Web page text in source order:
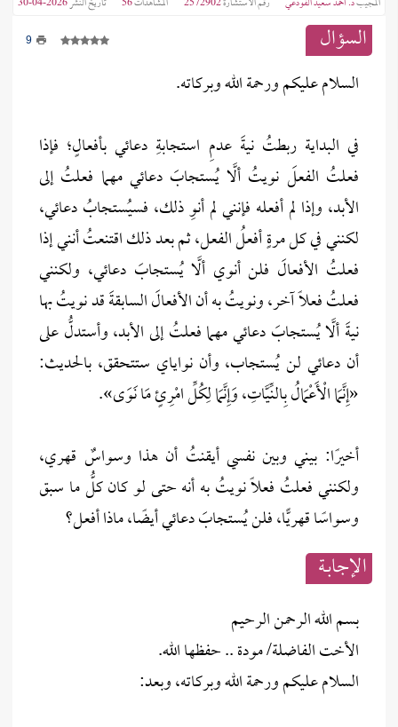
السؤال 9
السلام عليكم ورحمة الله وبركاته.
في البداية ربطتُ نيةَ عدمِ استجابةِ دعائي بأفعالٍ؛ فإذا
فعلتُ الفعلَ نويتُ ألَّا يُستجابَ دعائي مهما فعلتُ إلى
الأبد، وإذا لم أفعله فإنني لم أنوِ ذلك، فسيُستجابُ دعائي،
لكنني في كل مرةٍ أفعلُ الفعل، ثم بعد ذلك اقتنعتُ أنني إذا
فعلتُ الأفعالَ فلن أنوي ألَّا يُستجابَ دعائي، ولكنني
فعلتُ فعلًا آخر، ونويتُ به أن الأفعالَ السابقةَ قد نويتُ بها
نيةَ ألَّا يُستجابَ دعائي مهما فعلتُ إلى الأبد، وأستدلُّ على
أن دعائي لن يُستجاب، وأن نواياي ستتحقق، بالحديث:
«إِنَّمَا الْأَعْمَالُ بِالنِّيَّاتِ، وَإِنَّمَا لِكُلِّ امْرِئٍ مَا نَوَى».
أخيرًا: بيني وبين نفسي أيقنتُ أن هذا وسواسٌ قهري،
ولكنني فعلتُ فعلًا نويتُ به أنه حتى لو كان كلُّ ما سبق
وسواسًا قهريًّا، فلن يُستجابَ دعائي أيضًا، ماذا أفعل؟
الإجابــة
بسم الله الرحمن الرحيم
الأخت الفاضلة/ مودة .. حفظها الله.
السلام عليكم ورحمة الله وبركاته، وبعد: